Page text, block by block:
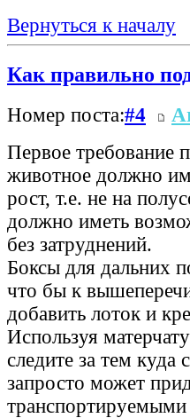
Вернуться к началу
Как правильно
Номер поста:#4
Первое требование
животное должно
рост, т.е. не на
должно иметь
без затруднений.
Боксы для дальних
что бы к
добавить лоток и
Используя
следите за тем куда
запросто может